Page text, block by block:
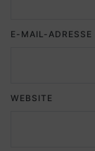
E-MAIL-ADRESSE
WEBSITE